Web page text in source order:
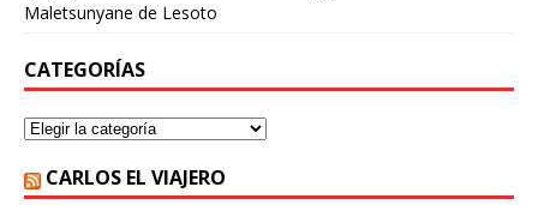
Maletsunyane de Lesoto
CATEGORÍAS
CARLOS EL VIAJERO